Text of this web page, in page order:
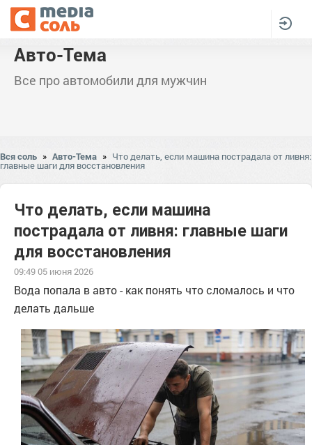
Авто-Тема
Все про автомобили для мужчин
Вся соль » Авто-Тема » Что делать, если машина пострадала от ливня:
главные шаги для восстановления
Что делать, если машина
пострадала от ливня: главные шаги
для восстановления
09:49 05 июня 2026
Вода попала в авто - как понять что сломалось и что
делать дальше